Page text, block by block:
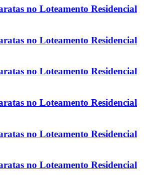
no Loteamento Residencial
no Loteamento Residencial
no Loteamento Residencial
no Loteamento Residencial
no Loteamento Residencial
no Loteamento Residencial